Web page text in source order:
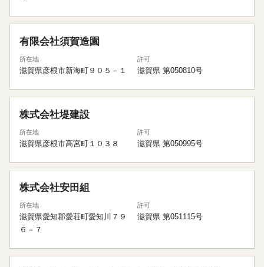
有限会社須賀造園
所在地
滋賀県彦根市新海町９０５－１
許可
滋賀県 第050810号
株式会社堤建設
所在地
滋賀県彦根市高宮町１０３８
許可
滋賀県 第050995号
株式会社安田組
所在地
滋賀県愛知郡愛荘町愛知川７９
６－７
許可
滋賀県 第051115号